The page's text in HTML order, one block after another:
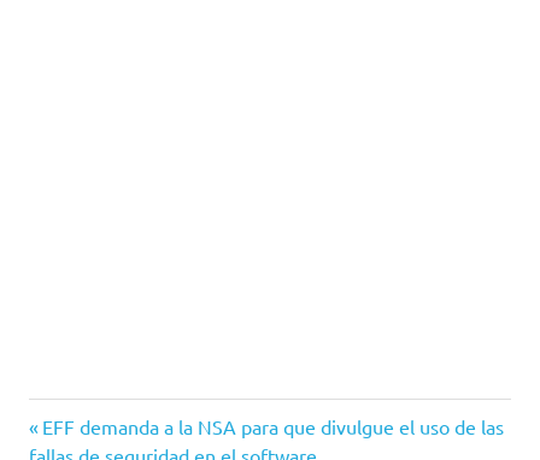
Navegación
Entrada
anterior:
EFF demanda a la NSA para que divulgue el uso de las
fallas de seguridad en el software